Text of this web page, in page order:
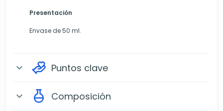
Presentación
Envase de 50 ml.
expand_more Puntos clave
expand_more Composición